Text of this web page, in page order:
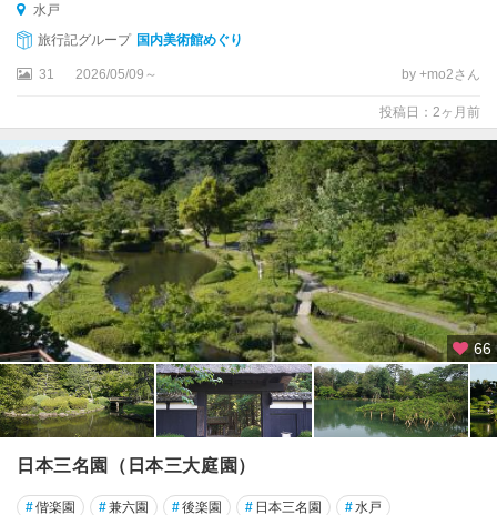
水戸
旅行記グループ 国内美術館めぐり
31 2026/05/09～ by +mo2さん
投稿日：2ヶ月前
66
日本三名園（日本三大庭園）
#偕楽園 #兼六園 #後楽園 # 日本三名園 #水戸